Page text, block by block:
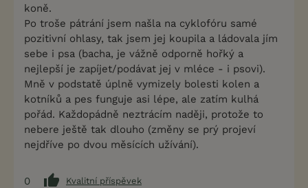
koně.
Po troše pátrání jsem našla na cyklofóru samé
pozitivní ohlasy, tak jsem jej koupila a ládovala jím
sebe i psa (bacha, je vážně odporně hořký a
nejlepší je zapíjet/podávat jej v mléce - i psovi).
Mně v podstatě úplně vymizely bolesti kolen a
kotníků a pes funguje asi lépe, ale zatím kulhá
pořád. Každopádně neztrácím naději, protože to
nebere ještě tak dlouho (změny se prý projeví
nejdříve po dvou měsících užívání).
0
Kvalitní příspěvek